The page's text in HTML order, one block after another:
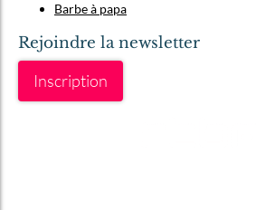
Barbe à papa
Rejoindre la newsletter
Inscription